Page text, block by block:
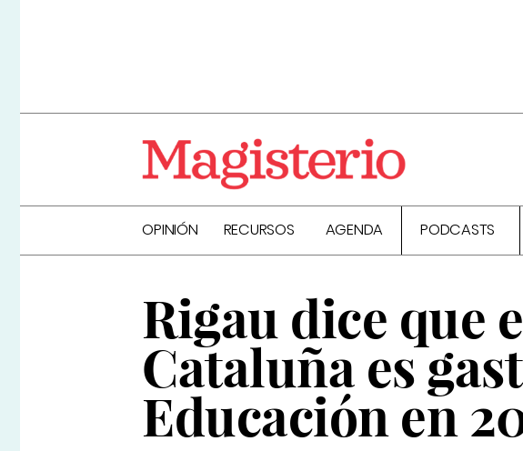
OPINIÓN RECURSOS AGENDA PODCASTS
Rigau dice que
Cataluña es
Educación en